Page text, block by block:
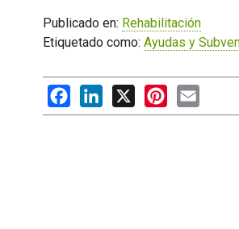
Publicado en: Rehabilitación
Etiquetado como: Ayudas y
FacebookLinkedIn
X PinterestEmail